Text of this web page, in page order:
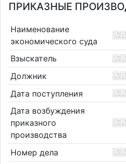
ПРИКАЗНЫЕ
Наименование
экономического суда
Взыскатель
Должник
Дата поступления
Дата возбуждения
приказного
производства
Номер дела